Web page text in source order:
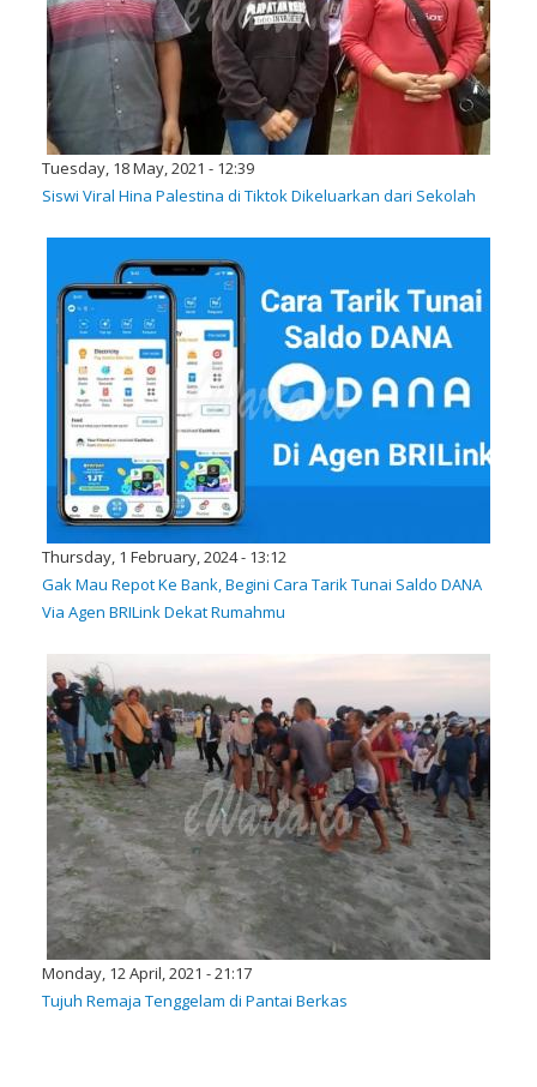
Tuesday, 18 May, 2021 - 12:39
Siswi Viral Hina Palestina di Tiktok Dikeluarkan dari Sekolah
Thursday, 1 February, 2024 - 13:12
Gak Mau Repot Ke Bank, Begini Cara Tarik Tunai Saldo DANA
Via Agen BRILink Dekat Rumahmu
Monday, 12 April, 2021 - 21:17
Tujuh Remaja Tenggelam di Pantai Berkas